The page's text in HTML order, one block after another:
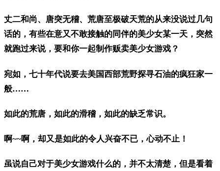
丈二和尚、唐突无稽、荒唐至极破天荒的从来没说过几句
话的，有些在意又不敢接触的同伴的美少女某一天，突然
就跑过来说，要和你一起制作贩卖美少女游戏？
宛如，七十年代说要去美国西部荒野探寻石油的疯狂家一
般……
如此的荒唐，如此的滑稽，如此的缺乏常识。
啊~~啊，却又是如此的令人兴奋不已，心动不止！
虽说自己对于美少女游戏什么的，并不太清楚，但是看着